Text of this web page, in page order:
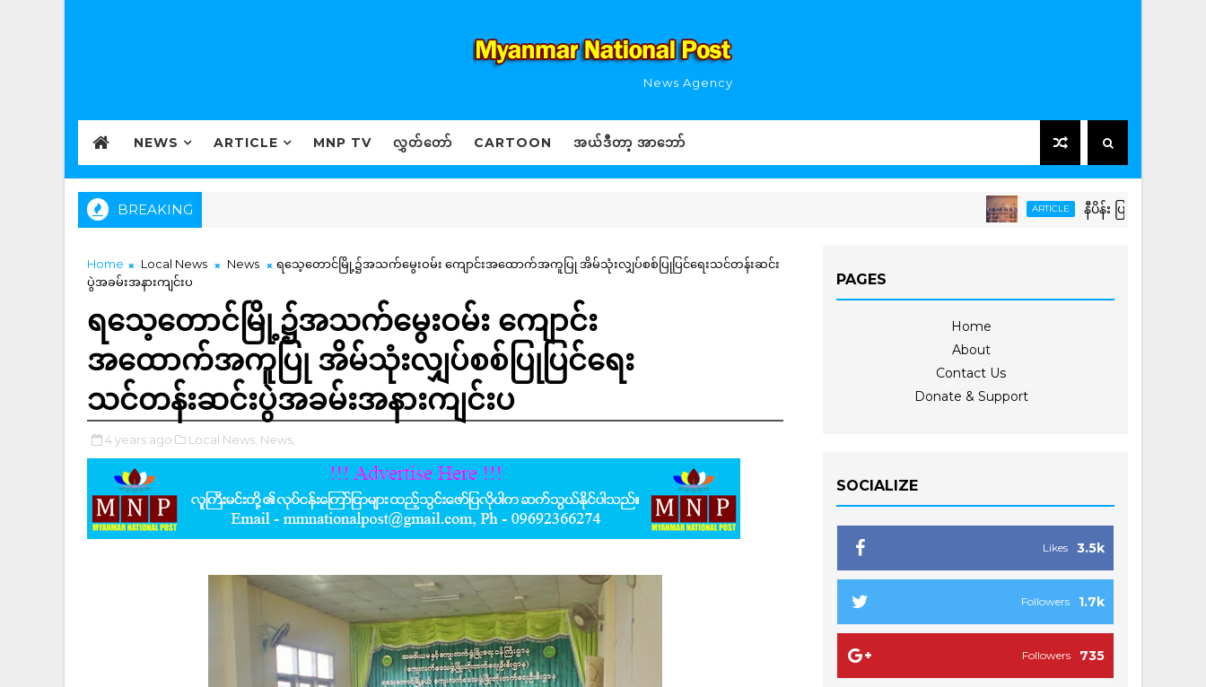
News Agency
NEWS ARTICLE MNP TV လွှတ်တော် CARTOON အယ်ဒီတာ့ အာဘော်
BREAKING ARTICLE နီပိန်း ပြည်ဖျက်မိစ္ဆာတွေရဲ့
Home Local News News
ရသေ့‌တောင်မြို့၌အသက်မွေးဝမ်း ကျောင်းအထောက်အကူပြု အိမ်သုံးလျှပ်စစ်ပြုပြင်‌ရေးသင်တန်းဆင်း
ပွဲအခမ်းအနားကျင်းပ
ရသေ့‌တောင်မြို့၌အသက်မွေးဝမ်း ကျောင်း
အထောက်အကူပြု အိမ်သုံးလျှပ်စစ်ပြုပြင်‌ရေး
သင်တန်းဆင်းပွဲအခမ်းအနားကျင်းပ
4 years ago Local News, News,
PAGES
Home
About
Contact Us
Donate & Support
SOCIALIZE
3.5k
Likes
1.7k
Followers
735
Followers